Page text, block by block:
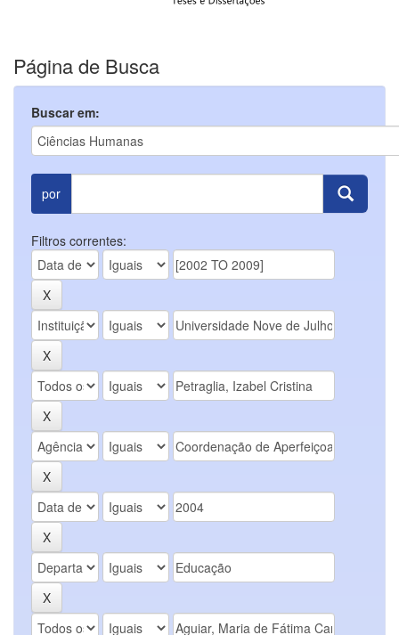
Página de Busca
Buscar em:
por
Filtros correntes: